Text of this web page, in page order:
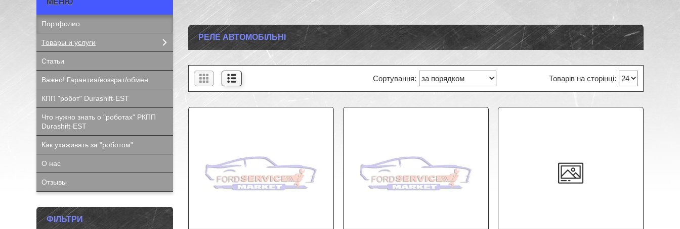
РЕЛЕ АВТОМОБІЛЬНІ
Портфолио
Товары и услуги
Статьи
Важно! Гарантия/возврат/обмен
КПП "робот" Durashift-EST
Что нужно знать о "роботах" РКПП
Durashift-EST
Как ухаживать за "роботом"
О нас
Отзывы
ФІЛЬТРИ